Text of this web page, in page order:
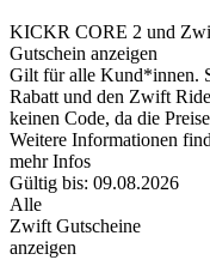
KICKR CORE 2 und
Gutschein anzeigen
Gilt für alle Kund*innen.
Rabatt und den Zwift
keinen Code, da die
Weitere Informationen
mehr Infos
Gültig bis: 09.08.2026
Alle
Zwift Gutscheine
anzeigen